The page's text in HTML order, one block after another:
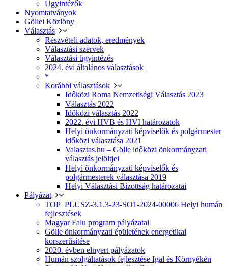
Ügyintézők
Nyomtatványok
Göllei Közlöny
Választás
Részvételi adatok, eredmények
Választási szervek
Választási ügyintézés
2024. évi általános választások
*
Korábbi választások
Időközi Roma Nemzetiségi Választás 2023
Választás 2022
Időközi választás 2022
2022. évi HVB és HVI határozatok
Helyi önkormányzati képviselők és polgármester
időközi választása 2021
Valasztas.hu – Gölle időközi önkormányzati
választás jelöltjei
Helyi önkormányzati képviselők és
polgármesterek választása 2019
Helyi Választási Bizottság határozatai
Pályázat
TOP_PLUSZ-3.1.3-23-SO1-2024-00006 Helyi humán
fejlesztések
Magyar Falu program pályázatai
Gölle önkormányzati épületének energetikai
korszerűsítése
2020. évben elnyert pályázatok
Humán szolgáltatások fejlesztése Igal és Környékén